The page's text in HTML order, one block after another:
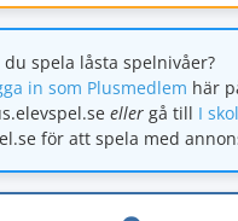
du spela låsta spelnivåer?
in som Plusmedlem här
eller gå till I
för att spela med